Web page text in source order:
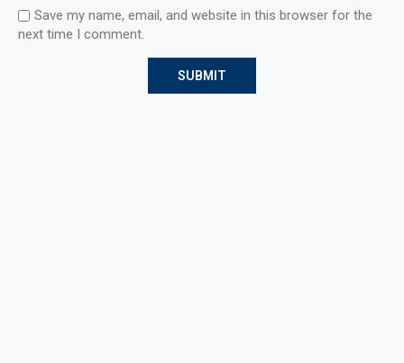
Save my name, email, and website in this browser for the
next time I comment.